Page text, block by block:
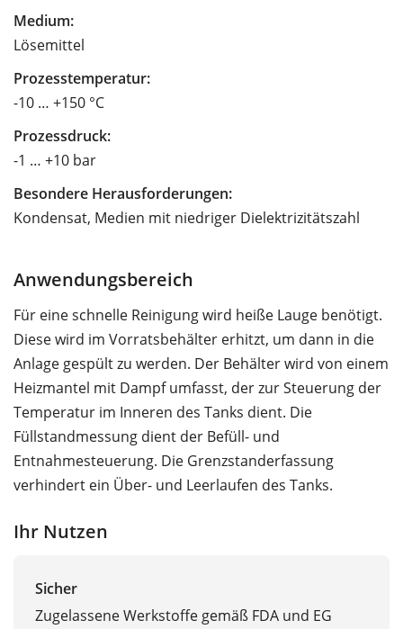
Medium:
Lösemittel
Prozesstemperatur:
-10 … +150 °C
Prozessdruck:
-1 … +10 bar
Besondere Herausforderungen:
Kondensat, Medien mit niedriger Dielektrizitätszahl
Anwendungsbereich
Für eine schnelle Reinigung wird heiße Lauge benötigt.
Diese wird im Vorratsbehälter erhitzt, um dann in die
Anlage gespült zu werden. Der Behälter wird von einem
Heizmantel mit Dampf umfasst, der zur Steuerung der
Temperatur im Inneren des Tanks dient. Die
Füllstandmessung dient der Befüll- und
Entnahmesteuerung. Die Grenzstanderfassung
verhindert ein Über- und Leerlaufen des Tanks.
Ihr Nutzen
Sicher
Zugelassene Werkstoffe gemäß FDA und EG